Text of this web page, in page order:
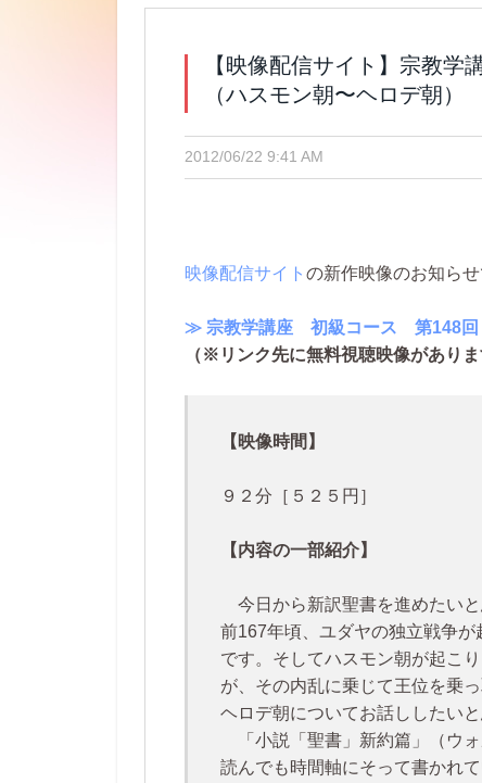
【映像配信サイト】宗教
（ハスモン朝〜ヘロデ朝）
2012/06/22 9:41 AM
映像配信サイト の新作映像のお知らせ
≫ 宗教学講座 初級コース 第148回
（※リンク先に無料視聴映像がありま
【映像時間】
９２分［５２５円］
【内容の一部紹介】
今日から新訳聖書を進めたい
前167年頃、ユダヤの独立戦争
です。そしてハスモン朝が起こ
が、その内乱に乗じて王位を乗
ヘロデ朝についてお話ししたいと
「小説「聖書」新約篇」（ウ
読んでも時間軸にそって書かれ